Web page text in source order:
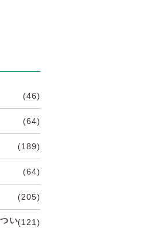
(46)
(64)
(189)
(64)
(205)
い(121)